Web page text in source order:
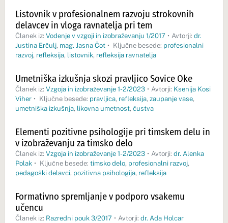
Listovnik v profesionalnem razvoju strokovnih
delavcev in vloga ravnatelja pri tem
Članek iz: Vodenje v vzgoji in izobraževanju 1/2017 • Avtorji: dr.
Justina Erčulj, mag. Jasna Čot • Ključne besede: profesionalni
razvoj, refleksija, listovnik, refleksija ravnatelja
Umetniška izkušnja skozi pravljico Sovice Oke
Članek iz: Vzgoja in izobraževanje 1-2/2023 • Avtorji: Ksenija Kosi
Viher • Ključne besede: pravljica, refleksija, zaupanje vase,
umetniška izkušnja, likovna umetnost, čustva
Elementi pozitivne psihologije pri timskem delu in
v izobraževanju za timsko delo
Članek iz: Vzgoja in izobraževanje 1-2/2023 • Avtorji: dr. Alenka
Polak • Ključne besede: timsko delo, profesionalni razvoj,
pedagoški delavci, pozitivna psihologija, refleksija
Formativno spremljanje v podporo vsakemu
učencu
Članek iz: Razredni pouk 3/2017 • Avtorji: dr. Ada Holcar